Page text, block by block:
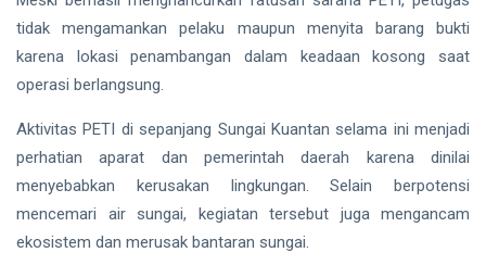
tidak mengamankan pelaku maupun menyita barang bukti
karena lokasi penambangan dalam keadaan kosong saat
operasi berlangsung.
Aktivitas PETI di sepanjang Sungai Kuantan selama ini menjadi
perhatian aparat dan pemerintah daerah karena dinilai
menyebabkan kerusakan lingkungan. Selain berpotensi
mencemari air sungai, kegiatan tersebut juga mengancam
ekosistem dan merusak bantaran sungai.